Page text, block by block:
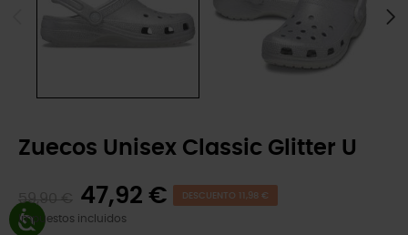
Zuecos Unisex Classic Glitter U
59,90 € 47,92 € DESCUENTO 11,98 €
Impuestos incluidos